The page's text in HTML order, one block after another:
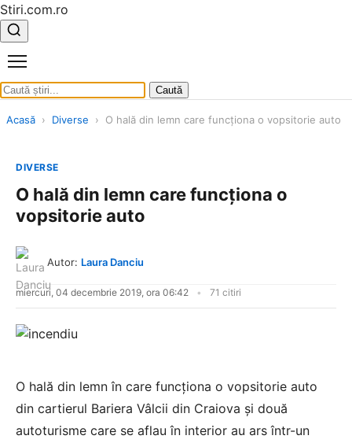
Stiri.com.ro
Caută
Acasă › Diverse › O hală din lemn care funcţiona o vopsitorie auto
DIVERSE
O hală din lemn care funcţiona o
vopsitorie auto
Autor: Laura Danciu
miercuri, 04 decembrie 2019, ora 06:42 71 citiri
O hală din lemn în care funcţiona o vopsitorie auto
din cartierul Bariera Vâlcii din Craiova şi două
autoturisme care se aflau în interior au ars într-un